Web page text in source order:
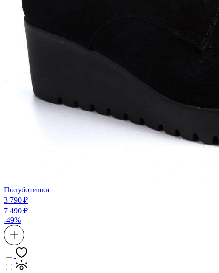
Полуботинки
3 790 ₽
7 490 ₽
-49%